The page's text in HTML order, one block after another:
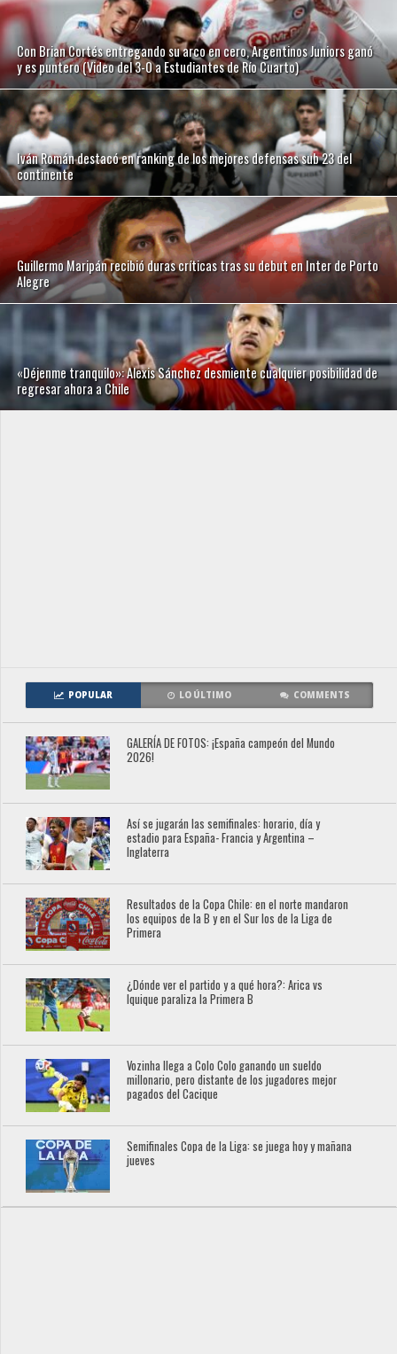
Con Brian Cortés entregando su arco en cero, Argentinos Juniors ganó
y es puntero (Video del 3-0 a Estudiantes de Río Cuarto)
Iván Román destacó en ranking de los mejores defensas sub 23 del
continente
Guillermo Maripán recibió duras críticas tras su debut en Inter de Porto
Alegre
«Déjenme tranquilo»: Alexis Sánchez desmiente cualquier posibilidad de
regresar ahora a Chile
POPULAR LO ÚLTIMO COMMENTS
GALERÍA DE FOTOS: ¡España campeón del Mundo
2026!
Así se jugarán las semifinales: horario, día y
estadio para España- Francia y Argentina –
Inglaterra
Resultados de la Copa Chile: en el norte mandaron
los equipos de la B y en el Sur los de la Liga de
Primera
¿Dónde ver el partido y a qué hora?: Arica vs
Iquique paraliza la Primera B
Vozinha llega a Colo Colo ganando un sueldo
millonario, pero distante de los jugadores mejor
pagados del Cacique
Semifinales Copa de la Liga: se juega hoy y mañana
jueves